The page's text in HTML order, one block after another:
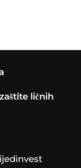
ličnih